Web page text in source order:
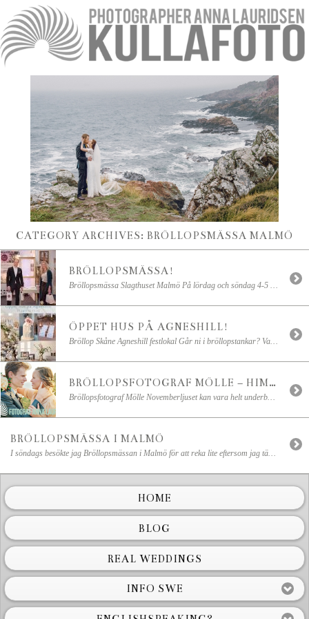
CATEGORY ARCHIVES: BRÖLLOPSMÄSSA MALMÖ
BRÖLLOPSMÄSSA!
Bröllopsmässa Slagthuset Malmö På lördag och söndag 4-5 februari är det dags för BRÖLLOPSMÄSSA igen och förberedelserna är i full gång inför detta roliga evenemang! Platsen är Slagthuset i Malmö och du kan läsa allt om mässan här: Bröllopsfeber. Passa på att göra detta till en rolig, inspirerande och romantisk helg! Mitt nätverk Bröllopstankar är naturligtvis på plats i monter […]
ÖPPET HUS PÅ AGNESHILL!
Bröllop Skåne Agneshill festlokal Går ni i bröllopstankar? Varmt välkomna att besöka mig och de andra bröllopsleverantörerna på vackra Agneshill imorgon! Vi bjuder på kaffe och massor av bröllopsinspiration! Några av de andra företagen som kommer att delta är: Dahlgren est. 1918 – RM Duo – Petras Porslin – Turturduva / Isabell N Wedin – Cake Me Happy – Blomsterkompaniet – Flädie Mat och Vingård m.fl. Här är lite […]
BRÖLLOPSFOTOGRAF MÖLLE – HIMMELSK BRÖLLOPSFOTOGRAFERING KULLENS FYR
Bröllopsfotograf Mölle Novemberljuset kan vara helt underbart! Och det var himmelskt ljus den 5 november när Maria & Erik i hemlighet och bara med de allra närmaste i sin närhet, gifte sig vid Kullens Fyr . Jag mötte ett strålande lyckligt, blivande brudpar i Falknästets svit där vi började porträttfotograferingen med lite champagne. Fyren, som ligger uppe på […]
BRÖLLOPSMÄSSA I MALMÖ
I söndags besökte jag Bröllopsmässan i Malmö för att reka lite eftersom jag tänkte vara med nästa år. Dessutom ett perfekt tillfälle att träffa kollegor i bröllopsbranschen och så fantastiskt roligt att titta på allt det vackra! Det kan man verkligen behöva i detta blåsiga och kalla väder! Vackra ekipage
HOME
BLOG
REAL WEDDINGS
INFO SWE